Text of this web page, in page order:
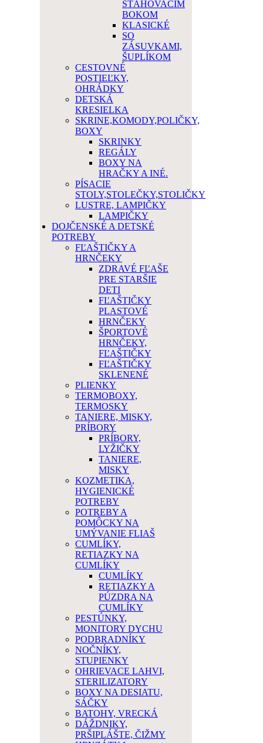
SŤAHOVACÍM
BOKOM
KLASICKÉ
SO
ZÁSUVKAMI,
ŠUPLÍKOM
CESTOVNÉ
POSTIEĽKY,
OHRÁDKY
DETSKÁ
KRESIELKA
SKRINE,KOMODY,POLIČKY,
BOXY
SKRINKY
REGÁLY
BOXY NA
HRAČKY A INÉ.
PÍSACIE
STOLY,STOLEČKY,STOLIČKY
LUSTRE, LAMPIČKY
LAMPIČKY
DOJČENSKÉ A DETSKÉ
POTREBY
FĽAŠTIČKY A
HRNČEKY
ZDRAVÉ FĽAŠE
PRE STARŠIE
DETI
FĽAŠTIČKY
PLASTOVÉ
HRNČEKY
ŠPORTOVÉ
HRNČEKY,
FĽAŠTIČKY
FĽAŠTIČKY
SKLENENÉ
PLIENKY
TERMOBOXY,
TERMOSKY
TANIERE, MISKY,
PRÍBORY
PRÍBORY,
LYŽIČKY
TANIERE,
MISKY
KOZMETIKA,
HYGIENICKÉ
POTREBY
POTREBY A
POMÔCKY NA
UMÝVANIE FLIAŠ
CUMLÍKY,
RETIAZKY NA
CUMLÍKY
CUMLÍKY
RETIAZKY A
PÚZDRA NA
CUMLÍKY
PESTÚNKY,
MONITORY DYCHU
PODBRADNÍKY
NOČNÍKY,
STUPIENKY
OHRIEVACE LAHVI,
STERILIZATORY
BOXY NA DESIATU,
SÁČKY
BATOHY, VRECKÁ
DÁŽDNIKY,
PRŠIPLÁŠTE, ČIŽMY